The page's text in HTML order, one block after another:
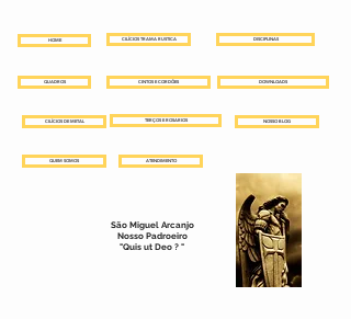
HOME CILÍCIOS TRAMA RUSTICA DISCIPLINAS
QUADROS CINTOS E CORDÕES DOWNLOADS
CILÍCIOS DE METAL TERÇOS E ROSARIOS NOSSO BLOG
QUEM SOMOS ATENDIMENTO
São Miguel Arcanjo
Nosso Padroeiro
"Quis ut Deo ? "